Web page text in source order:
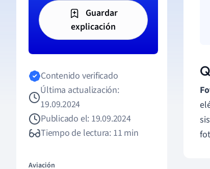
Guardar
explicación
Contenido verificado
Última actualización:
19.09.2024
Publicado el: 19.09.2024
Tiempo de lectura: 11 min
Aviación